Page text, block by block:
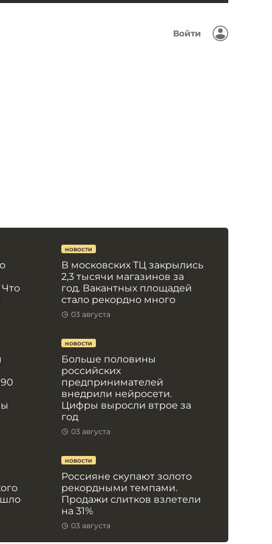
Войти
НОВОСТИ
В московских ТЦ закрылись
2,3 тысячи магазинов за
год. Вакантных площадей
стало рекордно много
03 августа
НОВОСТИ
Больше половины
российских
предпринимателей
внедрили нейросети.
Цифры выросли втрое за
год
03 августа
НОВОСТИ
Россияне скупают золото
рекордными темпами.
Продажи слитков взлетели
на 31%
03 августа